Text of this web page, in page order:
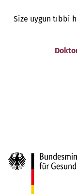
Size uygun tıbbi